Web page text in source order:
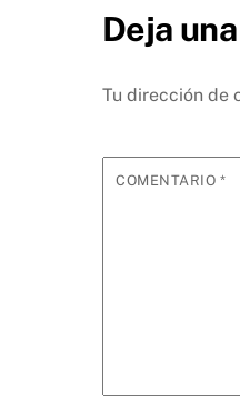
Deja
Tu dirección de
COMENTARIO *